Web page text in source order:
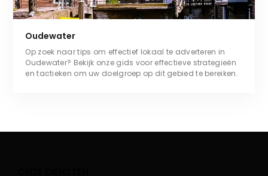
Oudewater
Op zoek naar tips om effectief lokaal te adverteren in
Oudewater? Bekijk onze gids voor effectieve strategieën
en tactieken om uw doelgroep op dit gebied te bereiken.